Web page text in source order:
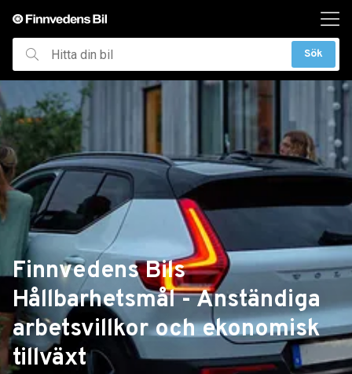
huvudinnehållet
Hitta
din
Sök
Finnvedens Bils
Hållbarhetsmål - Anständiga
arbetsvillkor och ekonomisk
tillväxt